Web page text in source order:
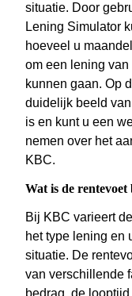
situatie. Door
Lening Simulator
hoeveel u
om een lening
kunnen gaan. Op
duidelijk beeld
is en kunt u een
nemen over het
KBC.
Wat is de
Bij KBC varieert
het type lening en
situatie. De
van verschillende
bedrag, de